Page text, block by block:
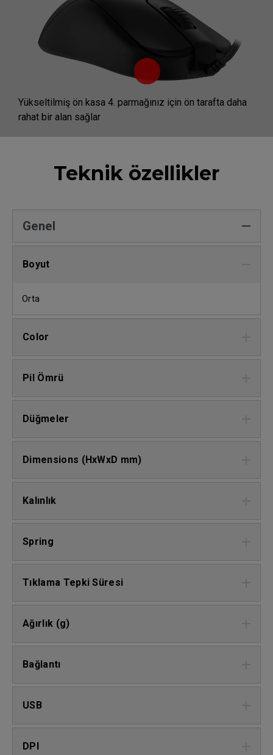
Yükseltilmiş ön kasa 4. parmağınız için ön tarafta daha
rahat bir alan sağlar
Teknik özellikler
Genel
Boyut
Orta
Color
Pil Ömrü
Düğmeler
Dimensions (HxWxD mm)
Kalınlık
Spring
Tıklama Tepki Süresi
Ağırlık (g)
Bağlantı
USB
DPI